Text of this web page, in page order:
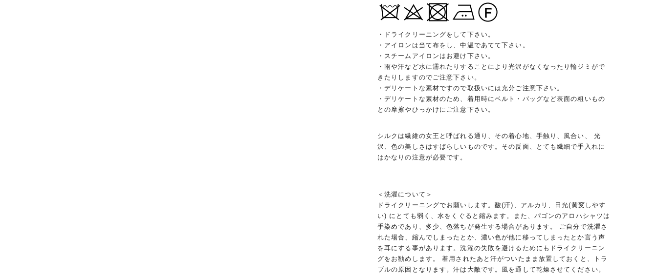
・ドライクリーニングをして下さい。
・アイロンは当て布をし、中温であてて下さい。
・スチームアイロンはお避け下さい。
・雨や汗など水に濡れたりすることにより光沢がなくなったり輪ジミがで
きたりしますのでご注意下さい。
・デリケートな素材ですので取扱いには充分ご注意下さい。
・デリケートな素材のため、着用時にベルト・バッグなど表面の粗いもの
との摩擦やひっかけにご注意下さい。
シルクは繊維の女王と呼ばれる通り、その着心地、手触り、風合い、 光
沢、色の美しさはすばらしいものです。その反面、とても繊細で手入れに
はかなりの注意が必要です。
＜洗濯について＞
ドライクリーニングでお願いします。酸(汗)、アルカリ、日光(黄変しやす
い) にとても弱く、水をくぐると縮みます。また、パゴンのアロハシャツは
手染めであり、多少、色落ちが発生する場合があります。 ご自分で洗濯さ
れた場合、縮んでしまったとか、濃い色が他に移ってしまったとか言う声
を耳にする事があります。洗濯の失敗を避けるためにもドライクリーニン
グをお勧めします。 着用されたあと汗がついたまま放置しておくと、トラ
ブルの原因となります。汗は大敵です。風を通して乾燥させてください。